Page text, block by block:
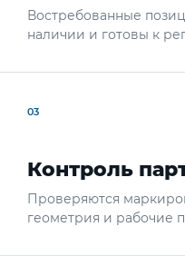
Востребованные
наличии и готовы к
03
Контроль
Проверяются
геометрия и рабочие